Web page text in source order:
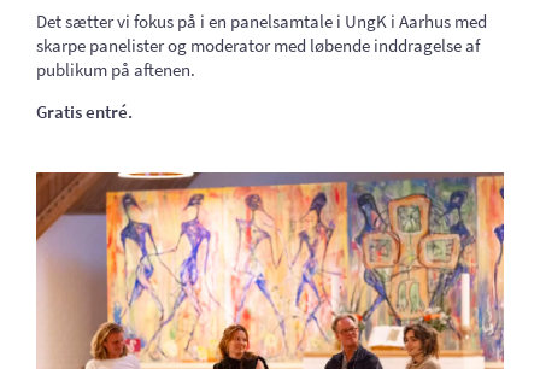
Det sætter vi fokus på i en panelsamtale i UngK i Aarhus med
skarpe panelister og moderator med løbende inddragelse af
publikum på aftenen.
Gratis entré.